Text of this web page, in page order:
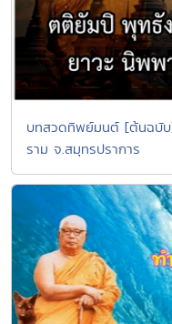
บทสวดทิพย์มนต์ [ต้นฉบับ
ราม จ.สมุทรปราการ